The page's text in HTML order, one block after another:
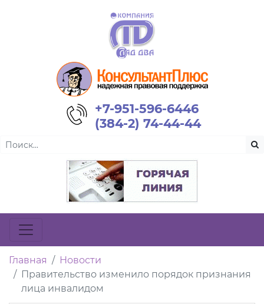
+7-951-596-6446
(384-2) 74-44-44
Главная
Новости
Правительство изменило порядок признания
лица инвалидом